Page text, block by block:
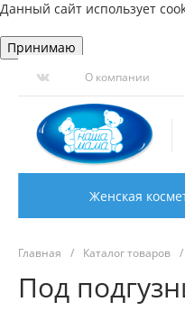
Данный сайт использует
Принимаю
О компании
Женская
Главная / Каталог товаров /
Под